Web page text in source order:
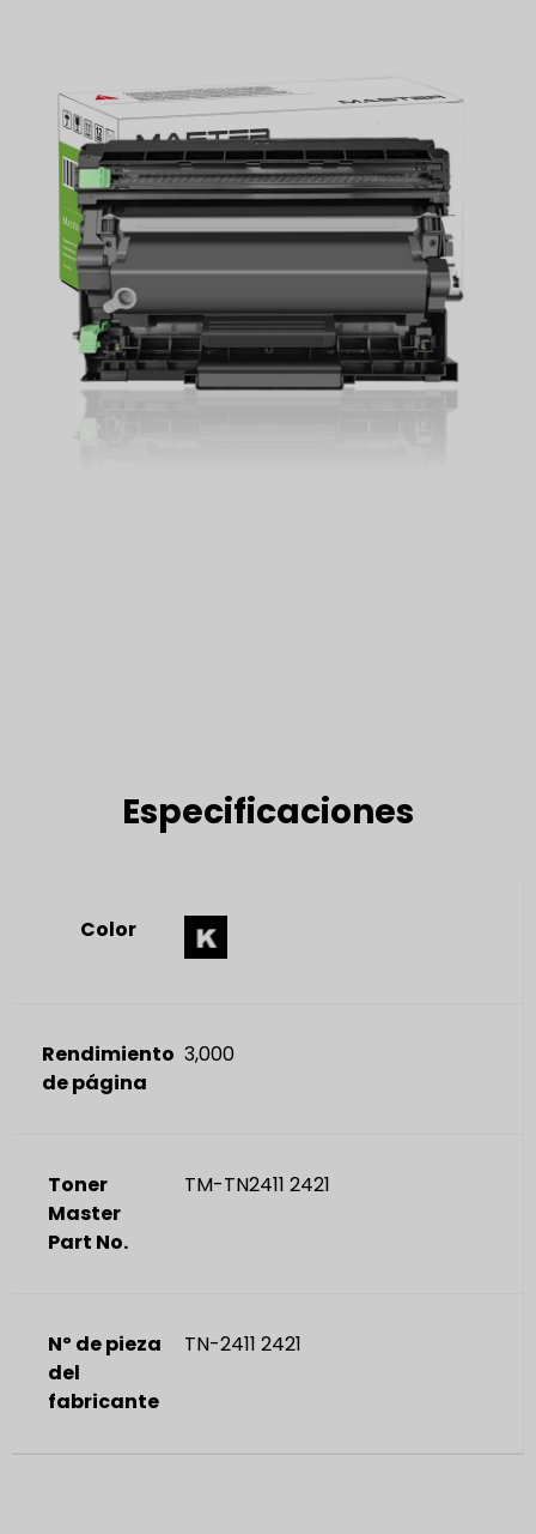
Especificaciones
Color
Rendimiento
de página
3,000
Toner
Master
Part No.
TM-TN2411 2421
Nº de pieza
del
fabricante
TN-2411 2421